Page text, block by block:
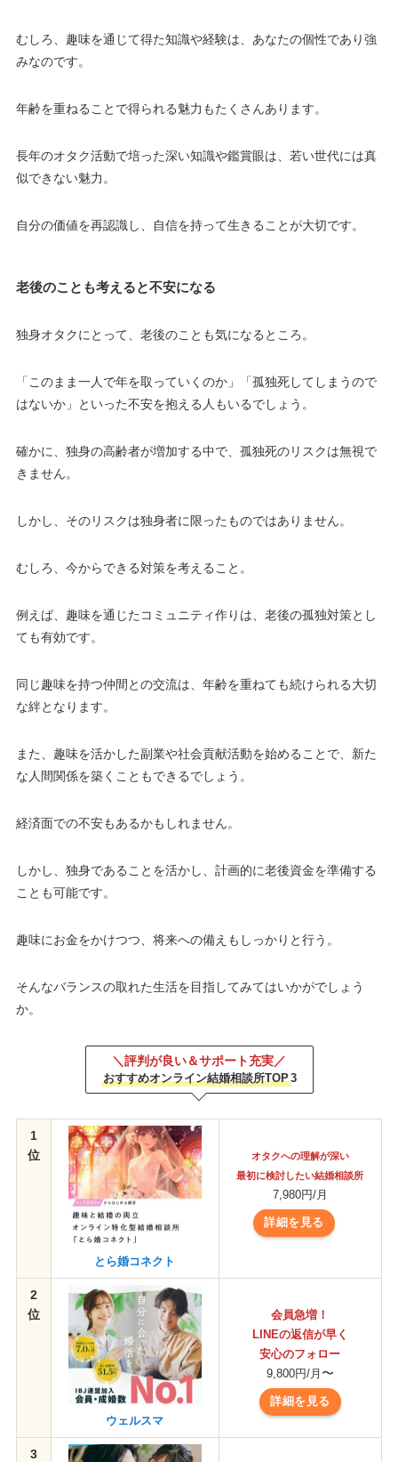
むしろ、趣味を通じて得た知識や経験は、あなたの個性であり強
みなのです。
年齢を重ねることで得られる魅力もたくさんあります。
長年のオタク活動で培った深い知識や鑑賞眼は、若い世代には真
似できない魅力。
自分の価値を再認識し、自信を持って生きることが大切です。
老後のことも考えると不安になる
独身オタクにとって、老後のことも気になるところ。
「このまま一人で年を取っていくのか」「孤独死してしまうので
はないか」といった不安を抱える人もいるでしょう。
確かに、独身の高齢者が増加する中で、孤独死のリスクは無視で
きません。
しかし、そのリスクは独身者に限ったものではありません。
むしろ、今からできる対策を考えること。
例えば、趣味を通じたコミュニティ作りは、老後の孤独対策とし
ても有効です。
同じ趣味を持つ仲間との交流は、年齢を重ねても続けられる大切
な絆となります。
また、趣味を活かした副業や社会貢献活動を始めることで、新た
な人間関係を築くこともできるでしょう。
経済面での不安もあるかもしれません。
しかし、独身であることを活かし、計画的に老後資金を準備する
ことも可能です。
趣味にお金をかけつつ、将来への備えもしっかりと行う。
そんなバランスの取れた生活を目指してみてはいかがでしょう
か。
＼評判が良い＆サポート充実／
おすすめオンライン結婚相談所TOP3
1
位
とら婚コネクト
オタクへの理解が深い
最初に検討したい結婚相談所
7,980円/月
詳細を見る
2
位
ウェルスマ
会員急増！
LINEの返信が早く
安心のフォロー
9,800円/月 〜
詳細を見る
3